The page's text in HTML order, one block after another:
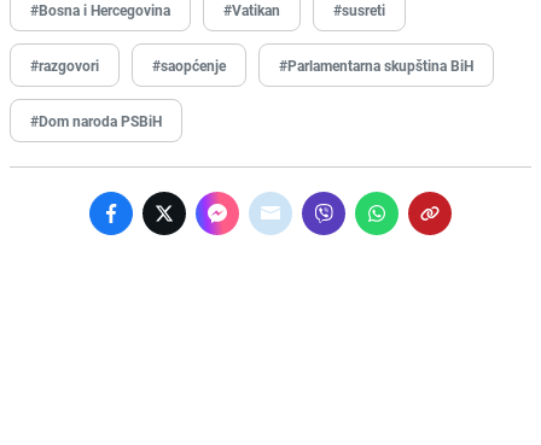
#Bosna i Hercegovina #Vatikan #susreti
#razgovori #saopćenje #Parlamentarna skupština BiH
#Dom naroda PSBiH